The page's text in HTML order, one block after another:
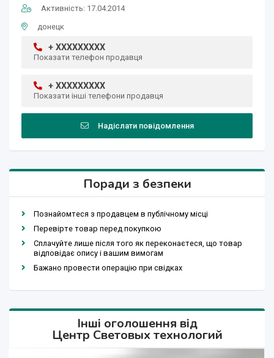
Активність: 17.04.2014
донецк
+ XXXXXXXXX
Показати телефон продавця
+ XXXXXXXXX
Показати інші телефони продавця
Надіслати повідомлення
Поради з безпеки
Познайомтеся з продавцем в публічному місці
Перевірте товар перед покупкою
Сплачуйте лише після того як переконаєтеся, що товар
відповідає опису і вашим вимогам
Бажано провести операцію при свідках
Інші оголошення від
Центр Световых технологий